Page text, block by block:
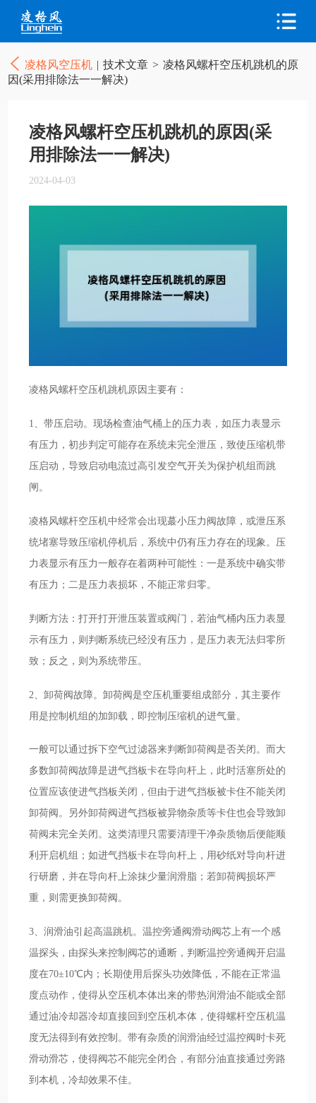
凌格风空压机 | 技术文章 > 凌格风螺杆空压机跳机的原
因(采用排除法一一解决)
凌格风螺杆空压机跳机的原因(采
用排除法一一解决)
2024-04-03
凌格风螺杆空压机跳机原因主要有：
1、带压启动。现场检查油气桶上的压力表，如压力表显示
有压力，初步判定可能存在系统未完全泄压，致使压缩机带
压启动，导致启动电流过高引发空气开关为保护机组而跳
闸。
凌格风螺杆空压机中经常会出现蕞小压力阀故障，或泄压系
统堵塞导致压缩机停机后，系统中仍有压力存在的现象。压
力表显示有压力一般存在着两种可能性：一是系统中确实带
有压力；二是压力表损坏，不能正常归零。
判断方法：打开打开泄压装置或阀门，若油气桶内压力表显
示有压力，则判断系统已经没有压力，是压力表无法归零所
致；反之，则为系统带压。
2、卸荷阀故障。卸荷阀是空压机重要组成部分，其主要作
用是控制机组的加卸载，即控制压缩机的进气量。
一般可以通过拆下空气过滤器来判断卸荷阀是否关闭。而大
多数卸荷阀故障是进气挡板卡在导向杆上，此时活塞所处的
位置应该使进气挡板关闭，但由于进气挡板被卡住不能关闭
卸荷阀。另外卸荷阀进气挡板被异物杂质等卡住也会导致卸
荷阀未完全关闭。这类清理只需要清理干净杂质物后便能顺
利开启机组；如进气挡板卡在导向杆上，用砂纸对导向杆进
行研磨，并在导向杆上涂抹少量润滑脂；若卸荷阀损坏严
重，则需更换卸荷阀。
3、润滑油引起高温跳机。温控旁通阀滑动阀芯上有一个感
温探头，由探头来控制阀芯的通断，判断温控旁通阀开启温
度在70±10℃内；长期使用后探头功效降低，不能在正常温
度点动作，使得从空压机本体出来的带热润滑油不能或全部
通过油冷却器冷却直接回到空压机本体，使得螺杆空压机温
度无法得到有效控制。带有杂质的润滑油经过温控阀时卡死
滑动滑芯，使得阀芯不能完全闭合，有部分油直接通过旁路
到本机，冷却效果不佳。